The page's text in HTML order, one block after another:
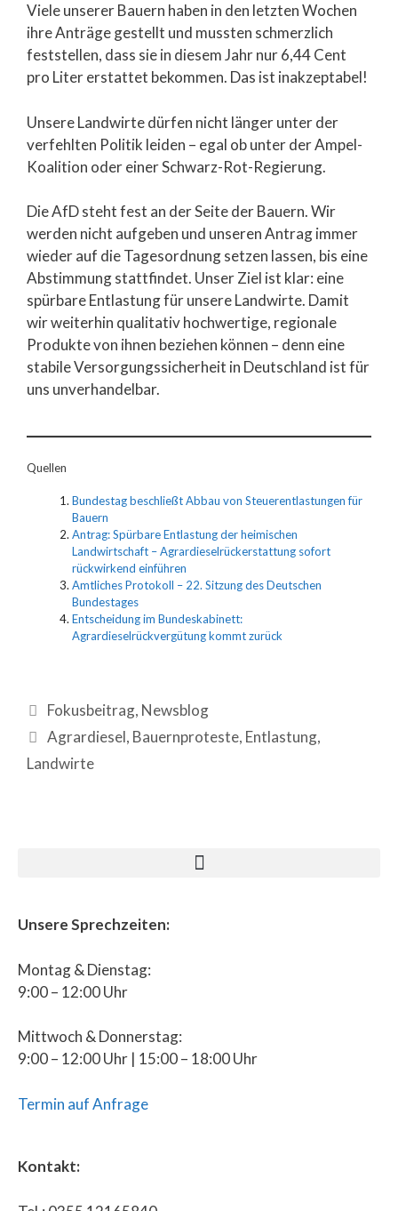
Viele unserer Bauern haben in den letzten Wochen
ihre Anträge gestellt und mussten schmerzlich
feststellen, dass sie in diesem Jahr nur 6,44 Cent
pro Liter erstattet bekommen. Das ist inakzeptabel!
Unsere Landwirte dürfen nicht länger unter der
verfehlten Politik leiden – egal ob unter der Ampel-
Koalition oder einer Schwarz-Rot-Regierung.
Die AfD steht fest an der Seite der Bauern. Wir
werden nicht aufgeben und unseren Antrag immer
wieder auf die Tagesordnung setzen lassen, bis eine
Abstimmung stattfindet. Unser Ziel ist klar: eine
spürbare Entlastung für unsere Landwirte. Damit
wir weiterhin qualitativ hochwertige, regionale
Produkte von ihnen beziehen können – denn eine
stabile Versorgungssicherheit in Deutschland ist für
uns unverhandelbar.
Quellen
Bundestag beschließt Abbau von Steuerentlastungen für
Bauern
Antrag: Spürbare Entlastung der heimischen
Landwirtschaft – Agrardieselrückerstattung sofort
rückwirkend einführen
Amtliches Protokoll – 22. Sitzung des Deutschen
Bundestages
Entscheidung im Bundeskabinett:
Agrardieselrückvergütung kommt zurück
Fokusbeitrag, Newsblog
Agrardiesel, Bauernproteste, Entlastung,
Landwirte
Unsere Sprechzeiten:
Montag & Dienstag:
9:00 – 12:00 Uhr
Mittwoch & Donnerstag:
9:00 – 12:00 Uhr | 15:00 – 18:00 Uhr
Termin auf Anfrage
Kontakt: